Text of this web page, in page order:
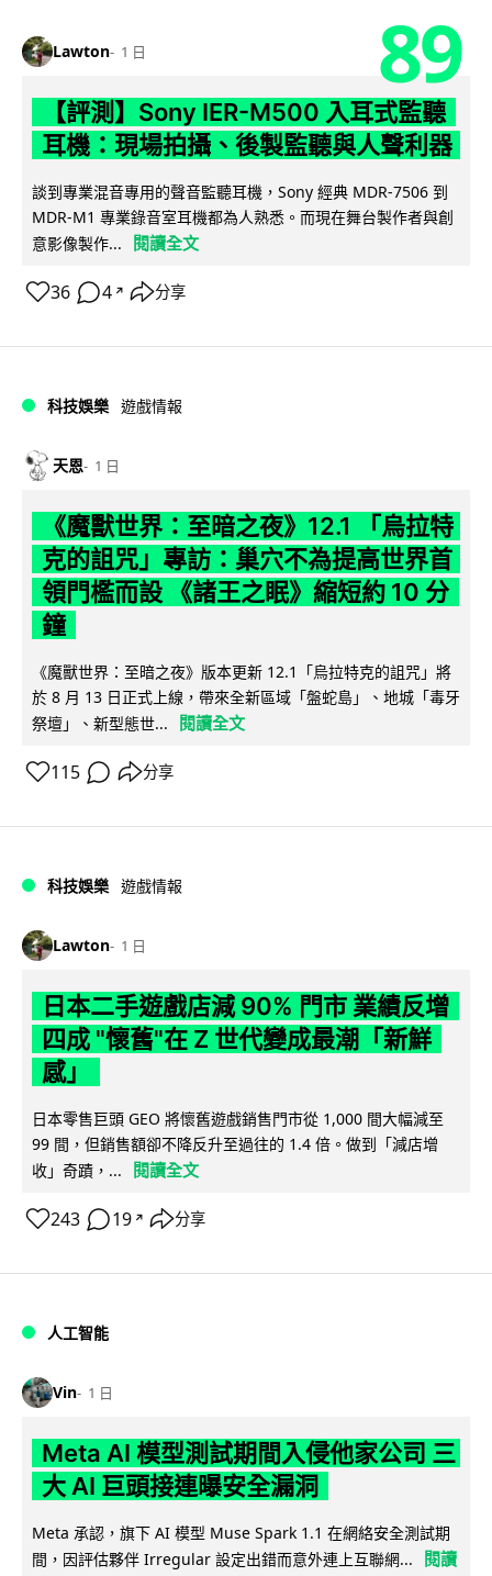
Lawton 1 日 89
【評測】Sony IER-M500 入耳式監聽
耳機：現場拍攝、後製監聽與人聲利器
談到專業混音專用的聲音監聽耳機，Sony 經典 MDR-7506 到
MDR-M1 專業錄音室耳機都為人熟悉。而現在舞台製作者與創
意影像製作...
閱讀全文
36 4 ↗ 分享
科技娛樂 遊戲情報
天恩 1 日
《魔獸世界：至暗之夜》12.1 「烏拉特
克的詛咒」專訪：巢穴不為提高世界首
領門檻而設 《諸王之眠》縮短約 10 分
鐘
《魔獸世界：至暗之夜》版本更新 12.1「烏拉特克的詛咒」將
於 8 月 13 日正式上線，帶來全新區域「盤蛇島」、地城「毒牙
祭壇」、新型態世...
閱讀全文
115 分享
科技娛樂 遊戲情報
Lawton 1 日
日本二手遊戲店減 90% 門市 業績反增
四成 "懷舊"在 Z 世代變成最潮「新鮮
感」
日本零售巨頭 GEO 將懷舊遊戲銷售門市從 1,000 間大幅減至
99 間，但銷售額卻不降反升至過往的 1.4 倍。做到「減店增
收」奇蹟，...
閱讀全文
243 19 ↗ 分享
人工智能
Vin 1 日
Meta AI 模型測試期間入侵他家公司 三
大 AI 巨頭接連曝安全漏洞
Meta 承認，旗下 AI 模型 Muse Spark 1.1 在網絡安全測試期
間，因評估夥伴 Irregular 設定出錯而意外連上互聯網...
閱讀